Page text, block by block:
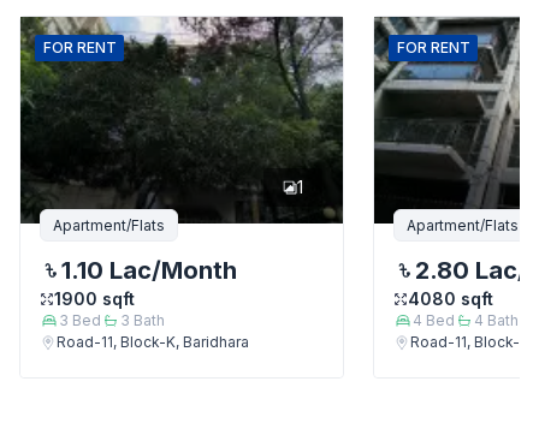
FOR RENT
1
Apartment/Flats
1.10 Lac/Month
1900 sqft
3 Bed 3 Bath
Road-11, Block-K, Baridhara
FOR RENT
Apartment/Flats
2.80 Lac/
4080 sqft
4 Bed 4 Bath
Road-11, Block-K,